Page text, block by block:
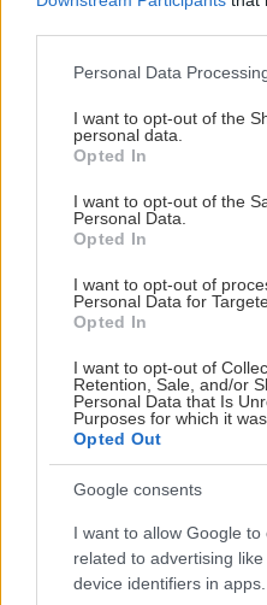
Please note that this
not limited to your visit or
grant or deny consent to
use your data for below
consent section.
Personal Data
I want to opt-out of the
personal data.
Opted In
I want to opt-out of the
Personal Data.
Opted In
I want to opt-out of
Personal Data for
Opted In
I want to opt-out of
Retention, Sale, and/or
Personal Data that Is
Purposes for which it
Opted Out
Google consents
I want to allow Google to
related to advertising
device identifiers in apps.
Poznáte najlepší spôsob,
ako skladovať jablká, aby
vydržali svieže?
Zelenina a ovocie
pestovateľov: Jablká a
hrušky skladujte takto,
vydržia vám mesiace (+
tipy na spracovanie)